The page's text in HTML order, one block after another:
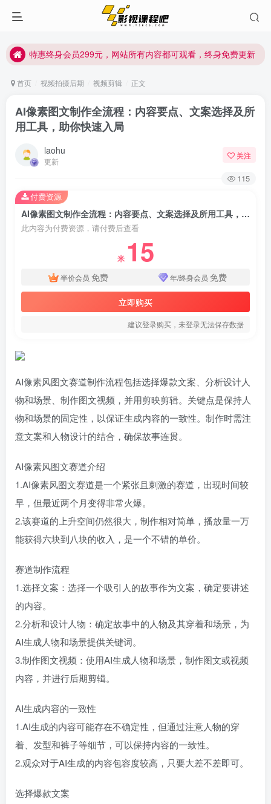
特惠终身会员299元，网站所有内容都可观看，终身免费更新
特惠终身会员299元，网站所有内容都可观看，终身免费更新
首页 视频拍摄后期 视频剪辑 正文
AI像素图文制作全流程：内容要点、文案选择及所
用工具，助你快速入局
laohu
更新
关注
115
AI像素图文制作全流程：内容要点、文案选择及所用工具，助你快速入局
此内容为付费资源，请付费后查看
米 15
半价会员 免费 年/终身会员 免费
立即购买
建议登录购买，未登录无法保存数据
付费资源
AI像素风图文赛道制作流程包括选择爆款文案、分析设计人
物和场景、制作图文视频，并用剪映剪辑。关键点是保持人
物和场景的固定性，以保证生成内容的一致性。制作时需注
意文案和人物设计的结合，确保故事连贯。
AI像素风图文赛道介绍
1.AI像素风图文赛道是一个紧张且刺激的赛道，出现时间较
早，但最近两个月变得非常火爆。
2.该赛道的上升空间仍然很大，制作相对简单，播放量一万
能获得六块到八块的收入，是一个不错的单价。
赛道制作流程
1.选择文案：选择一个吸引人的故事作为文案，确定要讲述
的内容。
2.分析和设计人物：确定故事中的人物及其穿着和场景，为
AI生成人物和场景提供关键词。
3.制作图文视频：使用AI生成人物和场景，制作图文或视频
内容，并进行后期剪辑。
AI生成内容的一致性
1.AI生成的内容可能存在不确定性，但通过注意人物的穿
着、发型和裤子等细节，可以保持内容的一致性。
2.观众对于AI生成的内容包容度较高，只要大差不差即可。
选择爆款文案